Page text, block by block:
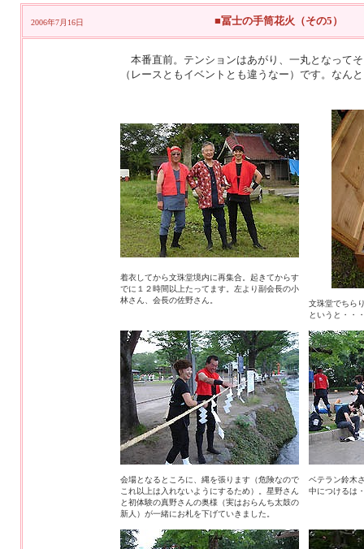
2006年7月16日 ■冨士の手筒花火（その5）
本番直前。テンションはあがり、一丸となって
（レースともイベントとも違うなー）です。なん
着衣してから文珠堂境内に再集合。起きてからす
でに１２時間以上たってます。左より副会長の小
林さん、会長の佐野さん。
文珠堂でちら
というと・・
会場となるところに、縄を張ります（危険なので
これ以上は入れないようにするため）。星野さん
と初体験の真野さんの奥様（実はおらんち太鼓の
新人）が一緒にお札を下げていきました。
ベテラン鈴木
中につけるは